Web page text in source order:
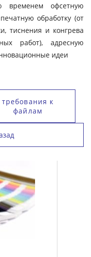
временем офсетную
обработку (от
тиснения и конгрева
работ), адресную
идеи
требования к
файлам